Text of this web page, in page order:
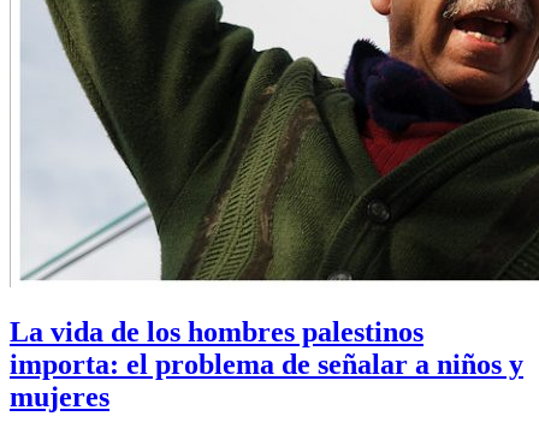
La vida de los hombres palestinos
importa: el problema de señalar a niños y
mujeres